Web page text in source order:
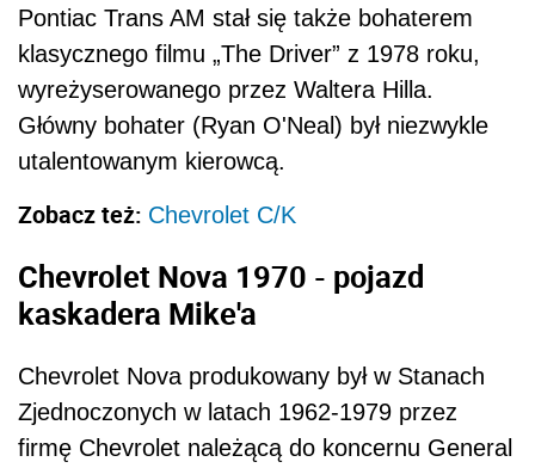
Pontiac Trans AM stał się także bohaterem
klasycznego filmu „The Driver” z 1978 roku,
wyreżyserowanego przez Waltera Hilla.
Główny bohater (Ryan O'Neal) był niezwykle
utalentowanym kierowcą.
Zobacz też: Chevrolet C/K
Chevrolet Nova 1970 - pojazd
kaskadera Mike'a
Chevrolet Nova produkowany był w Stanach
Zjednoczonych w latach 1962-1979 przez
firmę Chevrolet należącą do koncernu General